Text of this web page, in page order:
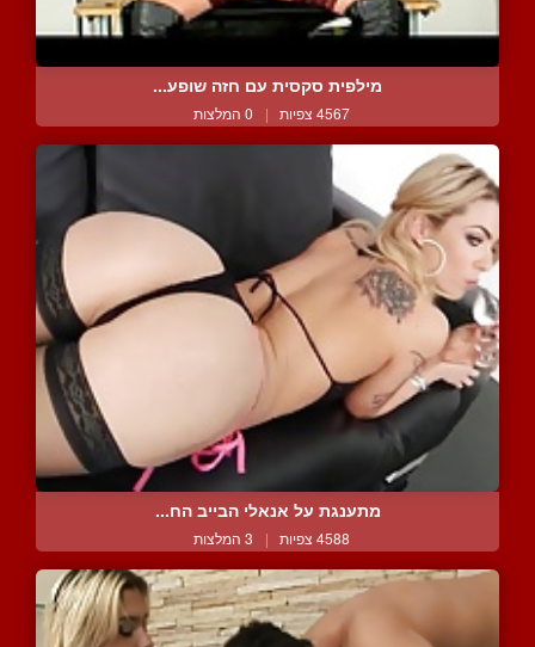
מילפית סקסית עם חזה שופע...
4567 צפיות | 0 המלצות
מתענגת על אנאלי הבייב הח...
4588 צפיות | 3 המלצות